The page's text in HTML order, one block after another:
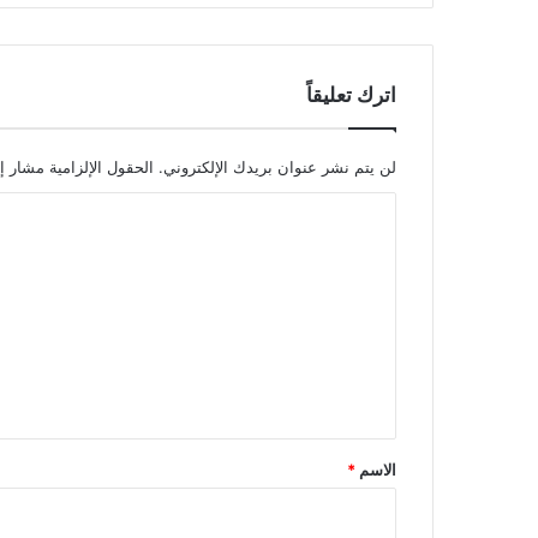
اترك تعليقاً
لن يتم نشر عنوان بريدك الإلكتروني. الحقول الإلزامية مشار
*
الاسم *